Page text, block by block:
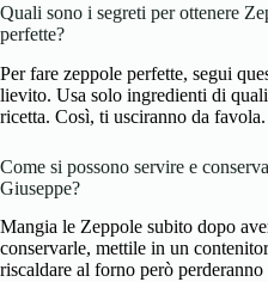
Quali sono i segreti per ottenere
perfette?
Per fare zeppole perfette, segui
lievito. Usa solo ingredienti di
ricetta. Così, ti usciranno da favola.
Come si possono servire e
Giuseppe?
Mangia le Zeppole subito dopo
conservarle, mettile in un
riscaldare al forno però